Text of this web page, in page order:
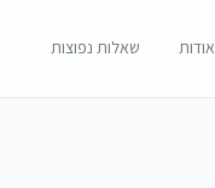
אודות שאלות נפוצות